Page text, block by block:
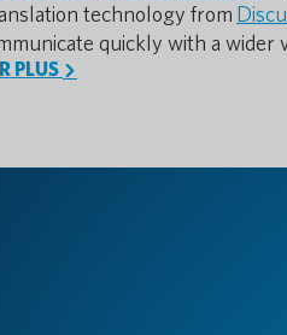
technology from
quickly with a wider
PLUS